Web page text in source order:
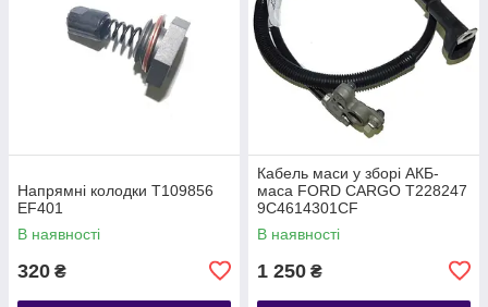
Напрямні колодки T109856
EF401
В наявності
320 ₴
Кабель маси у зборі АКБ-
маса FORD CARGO T228247
9C4614301CF
В наявності
1 250 ₴